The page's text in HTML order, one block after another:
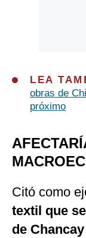
LEA
obras de
próximo
Citó como
textil que
de